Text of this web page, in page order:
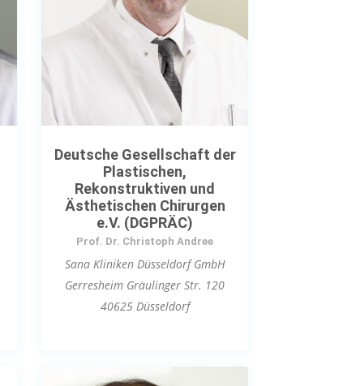
Deutsche Gesellschaft der
Plastischen,
Rekonstruktiven und
Ästhetischen Chirurgen
e.V. (DGPRÄC)
Prof. Dr. Christoph Andree
Sana Kliniken Düsseldorf GmbH
Gerresheim Gräulinger Str. 120
40625 Düsseldorf